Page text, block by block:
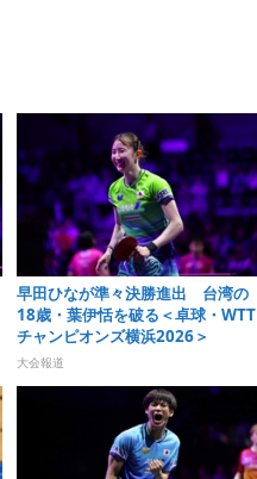
早田ひなが準々決勝進出 台湾の
18歳・葉伊恬を破る＜卓球・WTT
チャンピオンズ横浜2026＞
大会報道